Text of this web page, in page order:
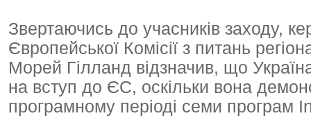
Звертаючись до учасників заходу,
Європейської Комісії з питань
Морей Гілланд відзначив, що
на вступ до ЄС, оскільки вона
програмному періоді семи програм